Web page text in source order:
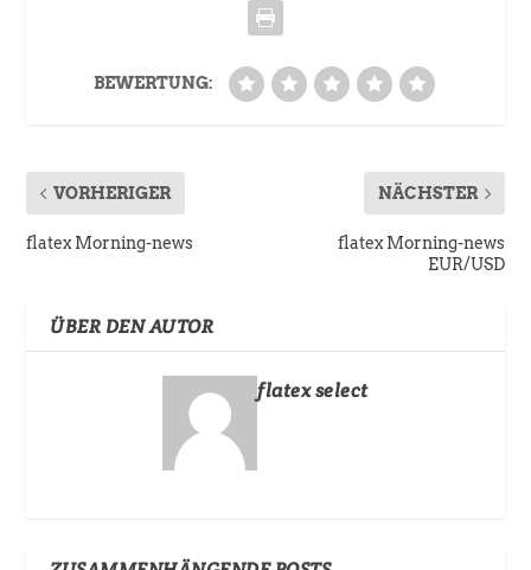
BEWERTUNG:
VORHERIGER
flatex Morning-news
NÄCHSTER
flatex Morning-news
EUR/USD
ÜBER DEN AUTOR
flatex select